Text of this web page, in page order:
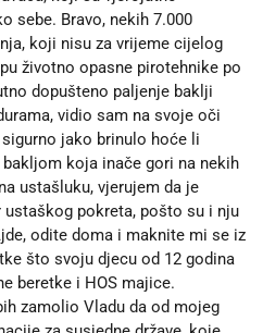
sebe. Bravo, nekih 7.000
koji nisu za vrijeme cijelog
životno opasne pirotehnike po
dopušteno paljenje baklji
vidio sam na svoje oči
jako brinulo hoće li
koja inače gori na nekih
ustašluku, vjerujem da je
ustaškog pokreta, pošto su i nju
odite doma i maknite mi se iz
što svoju djecu od 12 godina
beretke i HOS majice.
zamolio Vladu da od mojeg